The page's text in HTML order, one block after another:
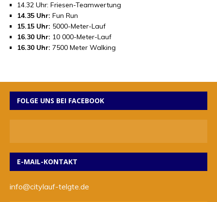
14.32 Uhr: Friesen-Teamwertung
14.35 Uhr: Fun Run
15.15 Uhr: 5000-Meter-Lauf
16.30 Uhr: 10 000-Meter-Lauf
16.30 Uhr: 7500 Meter Walking
FOLGE UNS BEI FACEBOOK
E-MAIL-KONTAKT
info@citylauf-telgte.de